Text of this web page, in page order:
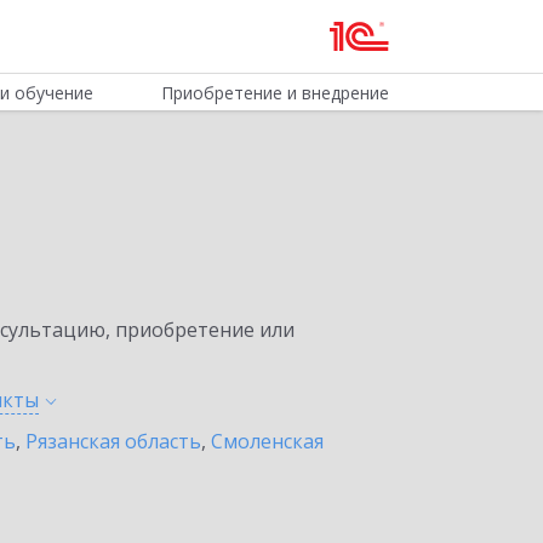
обучение Приобретение и внедрение
приобретение или
, Рязанская область, Смоленская